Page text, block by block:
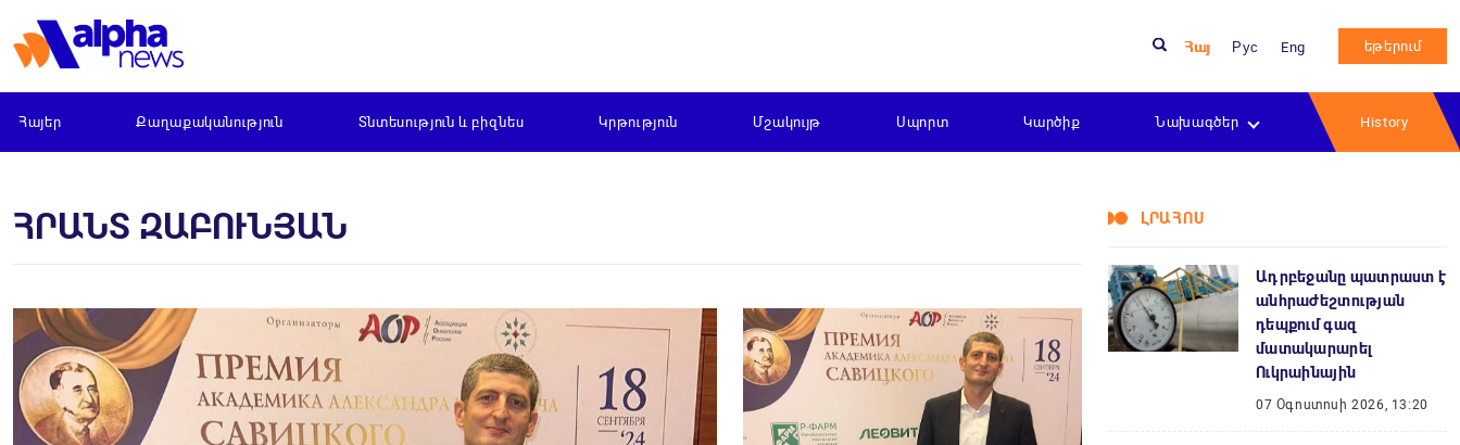
Հայ Рус Eng եթերում
Հայեր Քաղաքականություն Տնտեսություն և բիզնես Կրթություն Մշակույթ Սպորտ Կարծիք Նախագծեր History
ՀՐԱՆՏ ԶԱԲՈՒՆՅԱՆ ԼՐԱՀՈՍ
Ադրբեջանը պատրաստ է
անհրաժեշտության
դեպքում գազ
մատակարարել
Ուկրաինային
07 Օգոստոսի 2026, 13:20